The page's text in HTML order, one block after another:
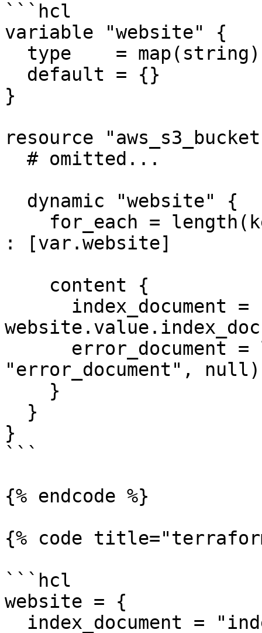
```hcl
variable "website" {
}
resource
: [var.website]
"error_document", null)
}
```
{% endcode %}
{% code
```hcl
website = {